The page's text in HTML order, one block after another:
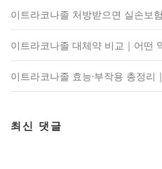
이트라코나졸 처방받으면 실손보
이트라코나졸 대체약 비교｜어떤
이트라코나졸 효능·부작용 총정리
최신 댓글